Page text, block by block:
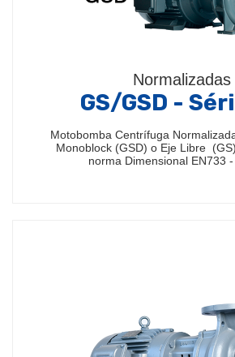
Normalizadas
GS/GSD -
Motobomba Centrífuga
Monoblock (GSD) o Eje Libre
norma Dimensional EN733